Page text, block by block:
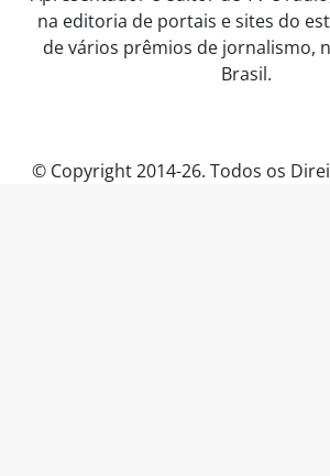
na editoria de portais e sites do
de vários prêmios de jornalismo,
Brasil.
© Copyright 2014-26. Todos os